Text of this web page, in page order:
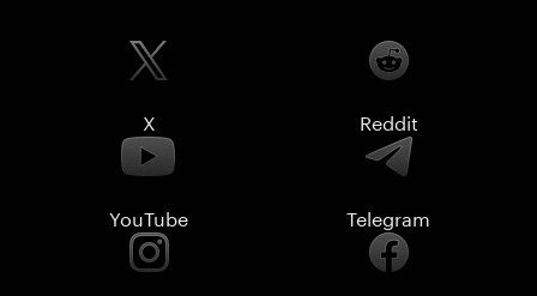
X Reddit
YouTube Telegram